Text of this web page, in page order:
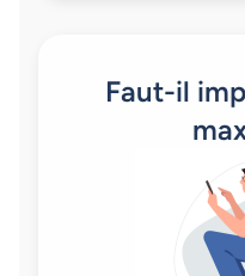
Faut-il